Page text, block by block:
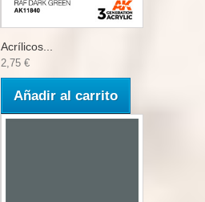
Acrílicos...
2,75 €
Añadir al carrito